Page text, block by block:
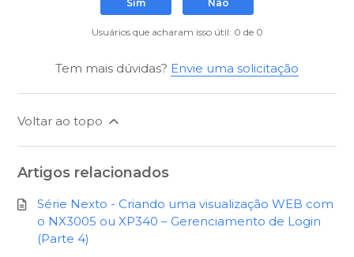
Sim Não
Usuários que acharam isso útil: 0 de 0
Tem mais dúvidas? Envie uma solicitação
Voltar ao topo
Artigos relacionados
Série Nexto - Criando uma visualização WEB com
o NX3005 ou XP340 – Gerenciamento de Login
(Parte 4)